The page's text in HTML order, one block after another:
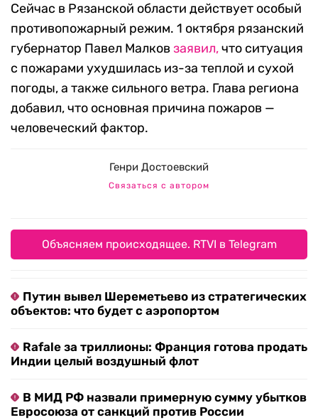
Сейчас в Рязанской области действует особый
противопожарный режим. 1 октября рязанский
губернатор Павел Малков заявил,что ситуация
с пожарами ухудшилась из-за теплой и сухой
погоды, а также сильного ветра. Глава региона
добавил, что основная причина пожаров —
человеческий фактор.
Генри Достоевский
Связаться с автором
Объясняем происходящее. RTVI в Telegram
Путин вывел Шереметьево из стратегических
объектов: что будет с аэропортом
Rafale за триллионы: Франция готова продать
Индии целый воздушный флот
В МИД РФ назвали примерную сумму убытков
Евросоюза от санкций против России